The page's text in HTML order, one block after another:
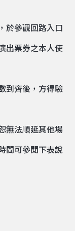
於參觀回路入口
出票券之本人使
到齊後，方得驗
無法順延其他場
間可參閱下表說